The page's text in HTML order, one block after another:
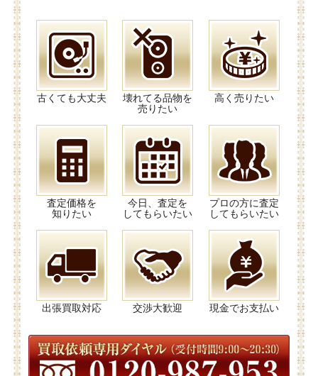
古くても大丈夫
壊れてる品物を
売りたい
高く売りたい
査定価格を
知りたい
今日、査定を
してもらいたい
プロの方に査定
してもらいたい
出張買取対応 交渉大歓迎 現金でお支払い